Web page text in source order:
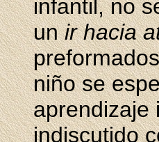
infantil, no
unir hacia
niño se
aprendizaje
indiscutido